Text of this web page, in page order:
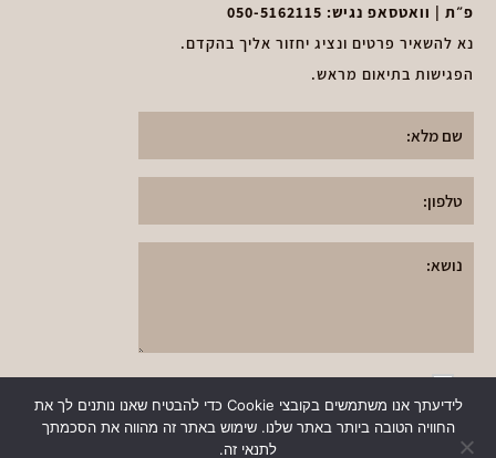
פ״ת | וואטסאפ נגיש: 050-5162115
נא להשאיר פרטים ונציג יחזור אליך בהקדם.
הפגישות בתיאום מראש.
ו
אני אני מאשר אתתקנון מדיניות הפרטיות
ותנאי השימושבאתר
שלח
לידיעתך אנו משתמשים בקובצי Cookie כדי להבטיח שאנו נותנים לך את
החוויה הטובה ביותר באתר שלנו. שימוש באתר זה מהווה את הסכמתך
לתנאי זה.